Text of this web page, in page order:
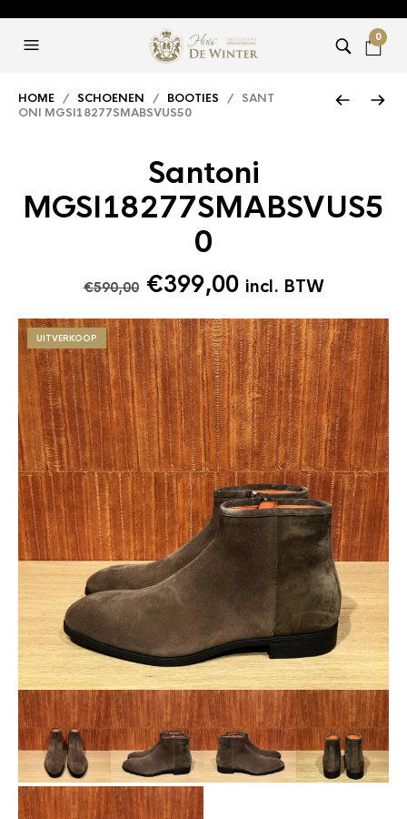
0
HOME / SCHOENEN / BOOTIES / SANT
ONI MGSI18277SMABSVUS50
Santoni
MGSI18277SMABSVUS5
0
€590,00 Oorspronkelijke
was:
€590,00.
€399,00Huidige
is:
€399,00.
incl. BTW
UITVERKOOP